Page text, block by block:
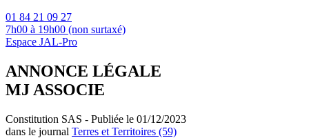
01 84 21 09 27
7h00 à 19h00 (non surtaxé)
Espace JAL-Pro
ANNONCE LÉGALE
MJ ASSOCIE
Constitution SAS - Publiée le 01/12/2023
dans le journal Terres et Territoires (59)